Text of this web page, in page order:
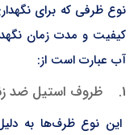
نوع ظرفی که برای
کیفیت و مدت زمان
آب عبارت است از:
1. ظروف استیل ضد زنگ:
این نوع ظرف‌ها به